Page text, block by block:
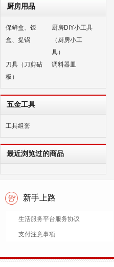
厨房用品
保鲜盒、饭
盒、提锅
厨房DIY小工具
（厨房小工
具）
刀具（刀剪砧
板）
调料器皿
五金工具
工具组套
最近浏览过的商品
新手上路
生活服务平台服务协议
支付注意事项